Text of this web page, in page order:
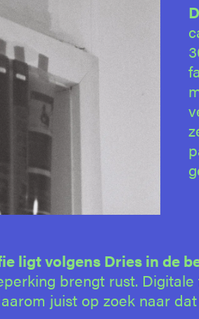
ligt volgens Dries in de
brengt rust.
juist op zoek naar